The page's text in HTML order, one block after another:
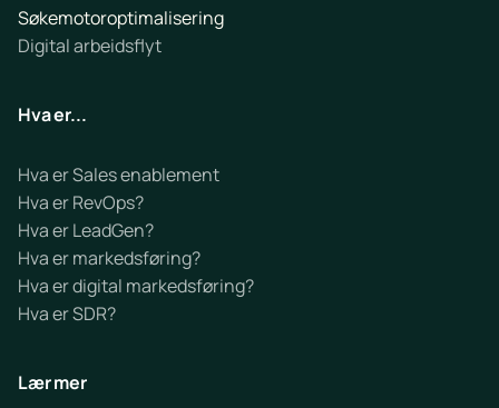
Søkemotoroptimalisering
Digital arbeidsflyt
Hva er...
Hva er Sales enablement
Hva er RevOps?
Hva er LeadGen?
Hva er markedsføring?
Hva er digital markedsføring?
Hva er SDR?
Lær mer